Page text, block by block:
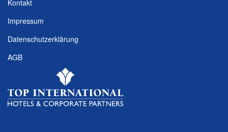
Kontakt
Impressum
Datenschutzerklärung
AGB